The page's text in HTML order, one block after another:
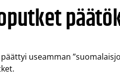
useamman